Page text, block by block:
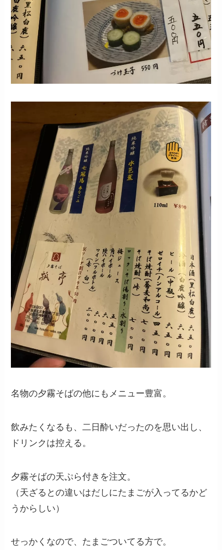
名物の夕霧そばの他にもメニュー豊富。
飲みたくなるも、二日酔いだったのを思い出し、
ドリンクは控える。
夕霧そばの天ぷら付きを注文。
（天ざるとの違いはだしにたまごが入ってるかど
うからしい）
せっかくなので、たまごついてる方で。